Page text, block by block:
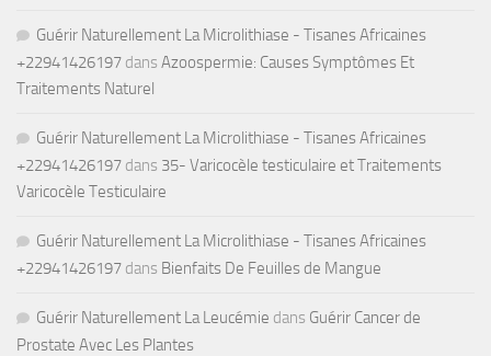
Guérir Naturellement La Microlithiase - Tisanes Africaines
+22941426197 dans Azoospermie: Causes Symptômes Et
Traitements Naturel
Guérir Naturellement La Microlithiase - Tisanes Africaines
+22941426197 dans 35- Varicocèle testiculaire et Traitements
Varicocèle Testiculaire
Guérir Naturellement La Microlithiase - Tisanes Africaines
+22941426197 dans Bienfaits De Feuilles de Mangue
Guérir Naturellement La Leucémie dans Guérir Cancer de
Prostate Avec Les Plantes